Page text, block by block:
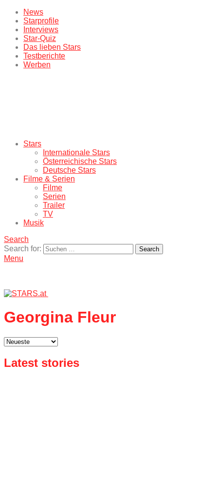
News
Starprofile
Interviews
Star-Quiz
Das lieben Stars
Testberichte
Werben
Stars
Internationale Stars
Österreichische Stars
Deutsche Stars
Filme & Serien
Filme
Serien
Trailer
TV
Musik
Search
Search for:
Search
Menu
Georgina Fleur
Latest stories